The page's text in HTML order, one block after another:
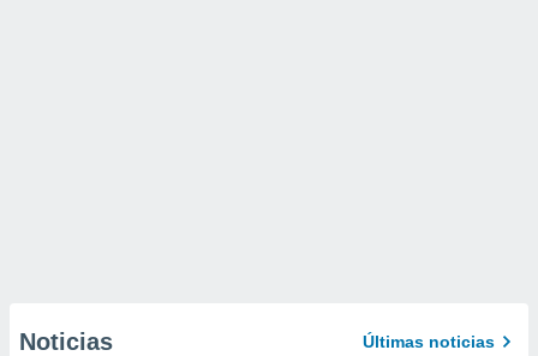
Noticias Últimas noticias